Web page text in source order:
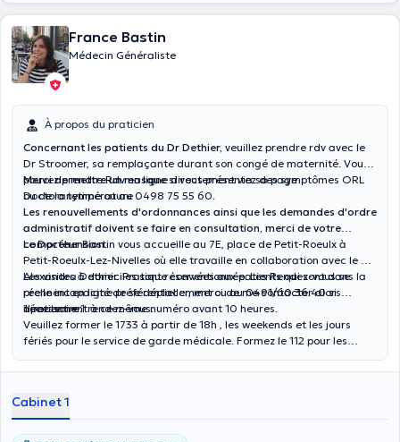
France Bastin
Médecin Généraliste
À propos du praticien
Concernant les patients du Dr Dethier, veuillez prendre rdv avec le
Dr Stroomer, sa remplaçante durant son congé de maternité. Vous
pouvez prendre Rdv en ligne directement via sa page
Doctoranytime ou au 0498 75 55 60.
Merci de mettre un masquesi vous présentez des symptômes ORL
ou de la température .
Les renouvellements d'ordonnances ainsi que les demandes d'ordre
administratif doivent se faire en consultation, merci de votre
compréhension.
Le Docteur Bastin vous accueille au 7E, place de Petit-Roeulx à
Petit-Roeulx-Lez-Nivelles où elle travaille en collaboration avec le Dr
Alexandra Dethier. Pratique conventionnée. Les Rendez-vous se
prennent en ligne préférentiellement ou au 0491/60.36.40 si
nécessaire.
Les visites à domiciles sont réservées aux patients qui sont dans la
réelle incapacité de se déplacer, merci de me contacter alors
directement à ce même numéro avant 10 heures.
1 patient = 1 rendez-vous.
Veuillez former le 1733 à partir de 18h , les weekends et les jours
fériés pour le service de garde médicale. Formez le 112 pour les
Cabinet 1